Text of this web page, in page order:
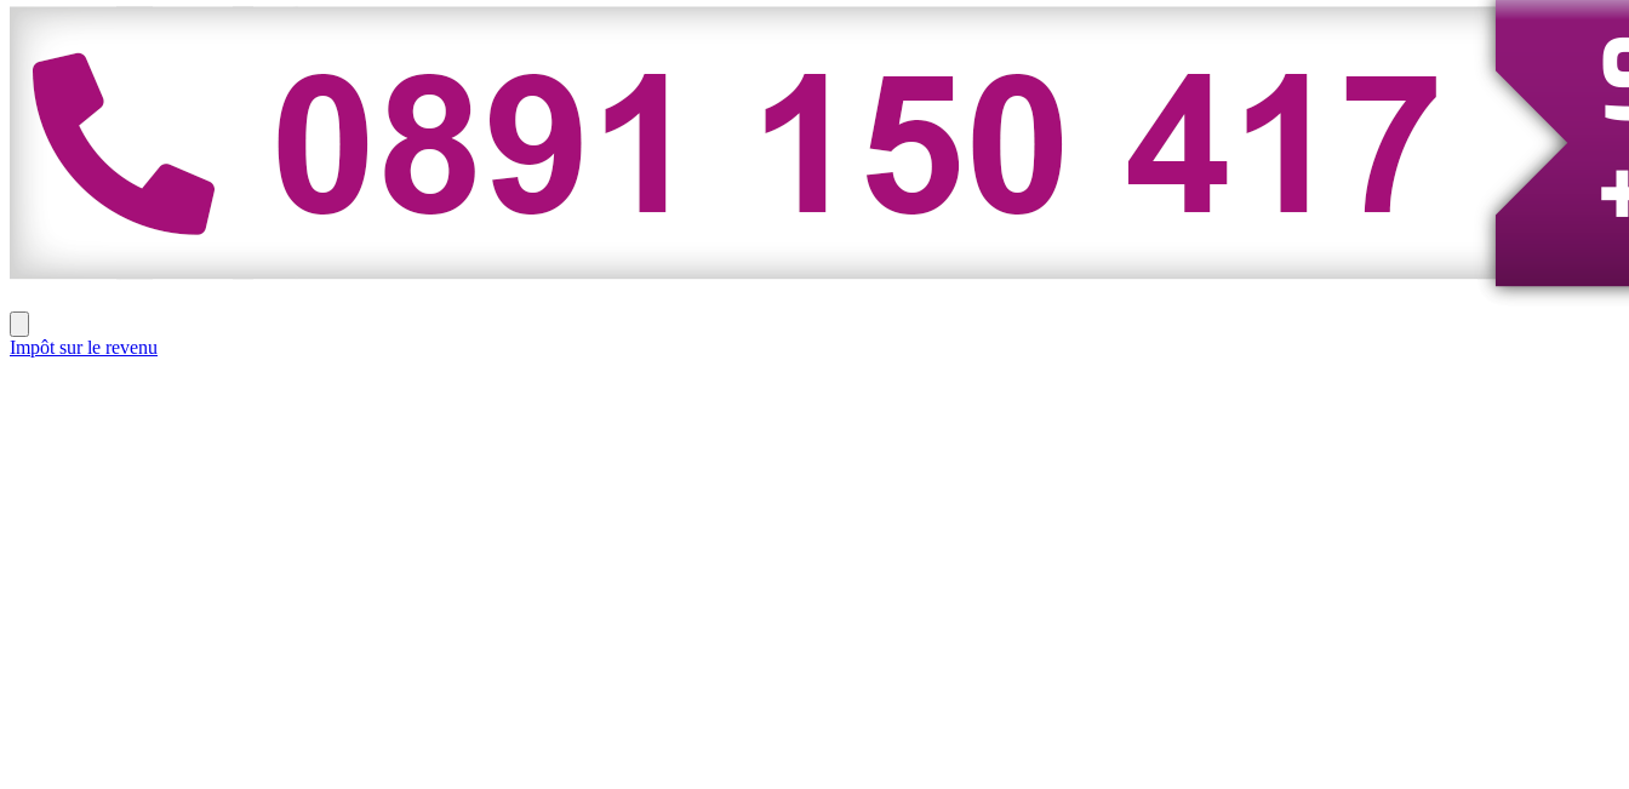
Impôt sur le revenu